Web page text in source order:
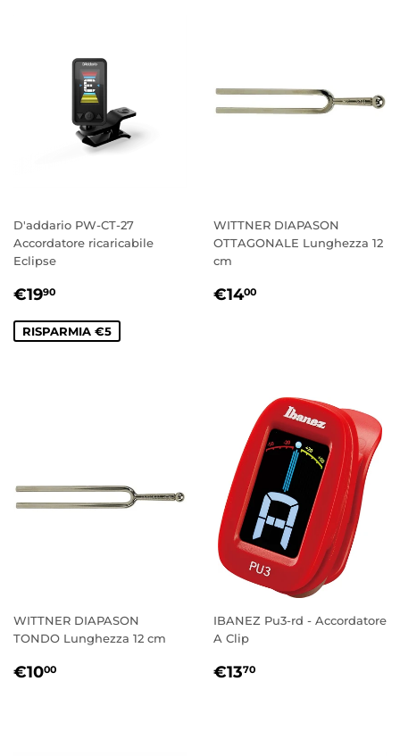
D'addario PW-CT-27
Accordatore ricaricabile
Eclipse
PREZZO
€1990
RISPARMIA €5
WITTNER DIAPASON
OTTAGONALE Lunghezza 12
cm
PREZZO
€1400
WITTNER DIAPASON
TONDO Lunghezza 12 cm
PREZZO
€1000
IBANEZ Pu3-rd - Accordatore
A Clip
PREZZO
€1370